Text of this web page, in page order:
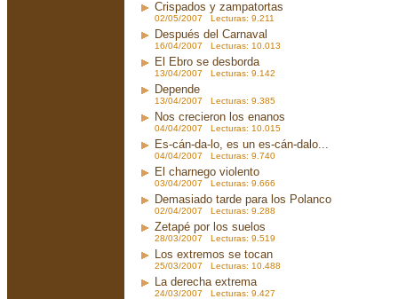
Crispados y zampatortas
02/05/2007 Lecturas: 9.211
Después del Carnaval
16/04/2007 Lecturas: 10.013
El Ebro se desborda
13/04/2007 Lecturas: 9.142
Depende
13/04/2007 Lecturas: 9.385
Nos crecieron los enanos
04/04/2007 Lecturas: 10.015
Es-cán-da-lo, es un es-cán-dalo...
04/04/2007 Lecturas: 9.740
El charnego violento
03/04/2007 Lecturas: 9.666
Demasiado tarde para los Polanco
02/04/2007 Lecturas: 9.288
Zetapé por los suelos
28/03/2007 Lecturas: 9.519
Los extremos se tocan
25/03/2007 Lecturas: 10.488
La derecha extrema
24/03/2007 Lecturas: 9.427